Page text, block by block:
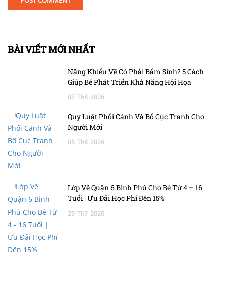
BÀI VIẾT MỚI NHẤT
Năng Khiếu Vẽ Có Phải Bẩm Sinh? 5 Cách
Giúp Bé Phát Triển Khả Năng Hội Họa
07 Th8 2026
Quy Luật Phối Cảnh Và Bố Cục Tranh Cho
Người Mới
05 Th8 2026
Lớp Vẽ Quận 6 Bình Phú Cho Bé Từ 4 – 16
Tuổi | Ưu Đãi Học Phí Đến 15%
29 Th7 2026